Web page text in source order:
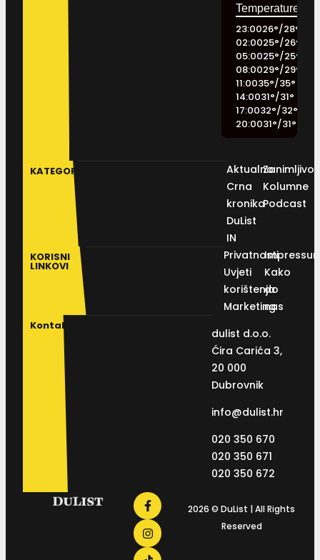
23:0026°/28°
02:0025°/26°
05:0025°/25°
08:0029°/29°
11:0035°/35°
14:0031°/31°
17:0032°/32°
20:0031°/31°
KATEGORIJE
Aktualno
Crna
kronika
DuList
IN
Kolumne
Podcast
KORISNI
LINKOVI
Privatnosti
Uvjeti
korištenja
Marketing
Kako
do
nas
Kontakt
dulist d.o.o.
Ćira Carića 3,
20 000
Dubrovnik
info@dulist.hr
020 350 670
020 350 671
020 350 672
2026 © DuList | All Rights
Reserved